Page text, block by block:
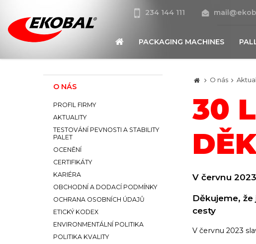
234 144 111
PACKAGING MACHINES
O nás
30
V červnu
Děkujeme,
cesty
V červnu 2023
O NÁS
PROFIL FIRMY
AKTUALITY
TESTOVÁNÍ PEVNOSTI A STABILITY
PALET
OCENĚNÍ
CERTIFIKÁTY
KARIÉRA
OBCHODNÍ A DODACÍ PODMÍNKY
OCHRANA OSOBNÍCH ÚDAJŮ
ETICKÝ KODEX
ENVIRONMENTÁLNÍ POLITIKA
POLITIKA KVALITY